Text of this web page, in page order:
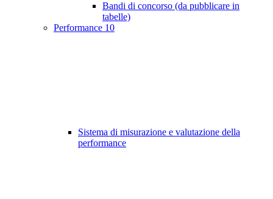
Bandi di concorso (da pubblicare in
tabelle)
Performance 10
Sistema di misurazione e valutazione della
performance